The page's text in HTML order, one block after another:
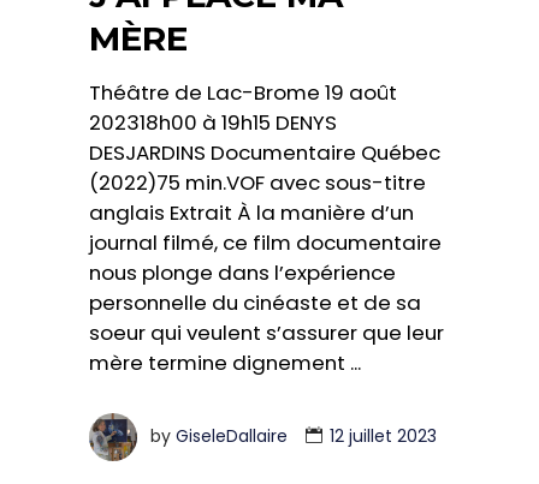
MÈRE
Théâtre de Lac-Brome 19 août
202318h00 à 19h15 DENYS
DESJARDINS Documentaire Québec
(2022)75 min.VOF avec sous-titre
anglais Extrait À la manière d’un
journal filmé, ce film documentaire
nous plonge dans l’expérience
personnelle du cinéaste et de sa
soeur qui veulent s’assurer que leur
mère termine dignement
by GiseleDallaire 12 juillet 2023